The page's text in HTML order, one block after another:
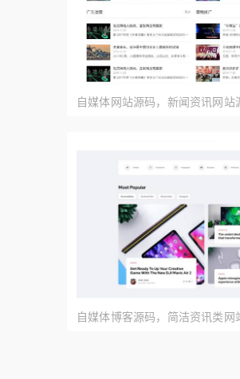
自媒体网站源码，新闻资讯网站
自媒体博客源码，简洁资讯类网